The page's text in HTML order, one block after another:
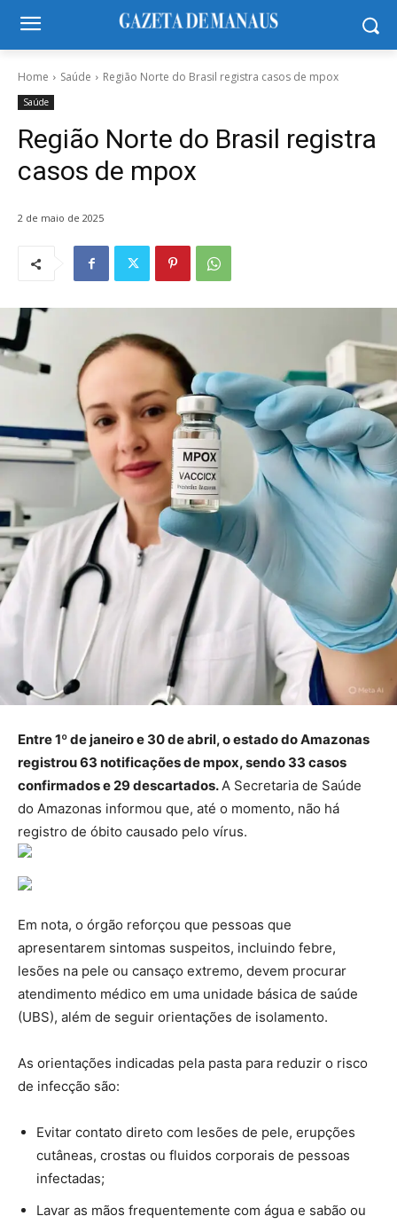
Home Saúde Região Norte do Brasil registra casos de mpox
Saúde
Região Norte do Brasil registra
casos de mpox
2 de maio de 2025
Entre 1º de janeiro e 30 de abril, o estado do Amazonas
registrou 63 notificações de mpox, sendo 33 casos
confirmados e 29 descartados.A Secretaria de Saúde
do Amazonas informou que, até o momento, não há
registro de óbito causado pelo vírus.
Em nota, o órgão reforçou que pessoas que
apresentarem sintomas suspeitos, incluindo febre,
lesões na pele ou cansaço extremo, devem procurar
atendimento médico em uma unidade básica de saúde
(UBS), além de seguir orientações de isolamento.
As orientações indicadas pela pasta para reduzir o risco
de infecção são:
Evitar contato direto com lesões de pele, erupções
cutâneas, crostas ou fluidos corporais de pessoas
infectadas;
Lavar as mãos frequentemente com água e sabão ou